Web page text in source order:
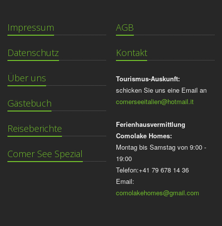
Impressum
Datenschutz
Über uns
Gästebuch
Reiseberichte
Comer See Spezial
AGB
Kontakt
Tourismus-Auskunft:
schicken Sie uns eine Email an
comerseeitalien@hotmail.it
Ferienhausvermittlung
Comolake Homes:
Montag bis Samstag von 9:00 -
19:00
Telefon:+41 79 678 14 36
Email:
comolakehomes@gmail.com